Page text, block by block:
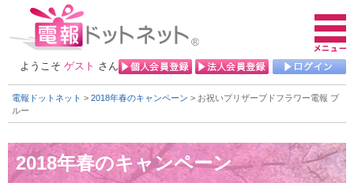
ようこそ ゲスト さん
電報ドットネット > 2018年春のキャンペーン > お祝いプリザーブドフラワー電報 ブ
ルー